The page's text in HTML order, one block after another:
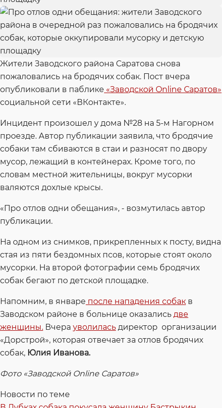
Жители Заводского района Саратова снова
пожаловались на бродячих собак. Пост вчера
опубликовали в паблике «Заводской Online Саратов»
социальной сети «ВКонтакте».
Инцидент произошел у дома №28 на 5-м Нагорном
проезде. Автор публикации заявила, что бродячие
собаки там сбиваются в стаи и разносят по двору
мусор, лежащий в контейнерах. Кроме того, по
словам местной жительницы, вокруг мусорки
валяются дохлые крысы.
«Про отлов одни обещания», - возмутилась автор
публикации.
На одном из снимков, прикрепленных к посту, видна
стая из пяти бездомных псов, которые стоят около
мусорки. На второй фотографии семь бродячих
собак бегают по детской площадке.
Напомним, в январе после нападения собак в
Заводском районе в больнице оказались две
женщины. Вчера уволилась директор организации
«Дорстрой», которая отвечает за отлов бродячих
собак, Юлия Иванова.
Фото «Заводской Online Саратов»
Новости по теме